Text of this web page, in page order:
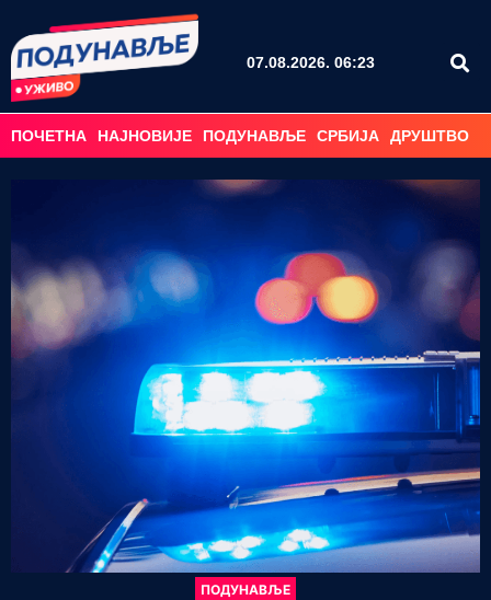
07.08.2026. 06:23
ПОЧЕТНА НАЈНОВИЈЕ ПОДУНАВЉЕ СРБИЈА ДРУШТВО
ПОДУНАВЉЕ